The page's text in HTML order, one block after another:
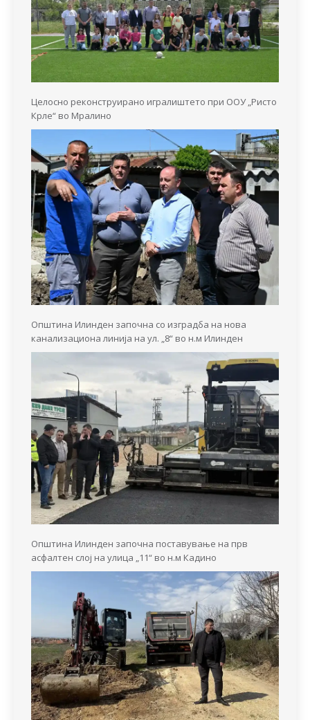
Целосно реконструирано игралиштето при ООУ „Ристо
Крле“ во Мралино
Општина Илинден започна со изградба на нова
канализациона линија на ул. „8“ во н.м Илинден
Општина Илинден започна поставување на прв
асфалтен слој на улица „11“ во н.м Кадино